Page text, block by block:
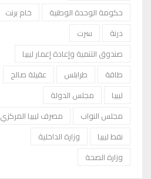
حكومة الوحدة الوطنية
خام برنت
درنة
سرت
صندوق التنمية وإعادة إعمار ليبيا
طاقة
طرابلس
عقيلة صالح
ليبيا
مجلس الدولة
مجلس النواب
مصرف ليبيا المركزي
نفط ليبيا
وزارة الداخلية
وزارة الصحة